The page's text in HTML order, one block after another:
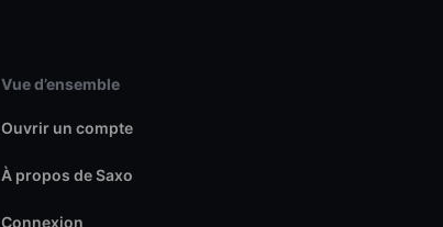
Vue d’ensemble
Ouvrir un compte
À propos de Saxo
Connexion